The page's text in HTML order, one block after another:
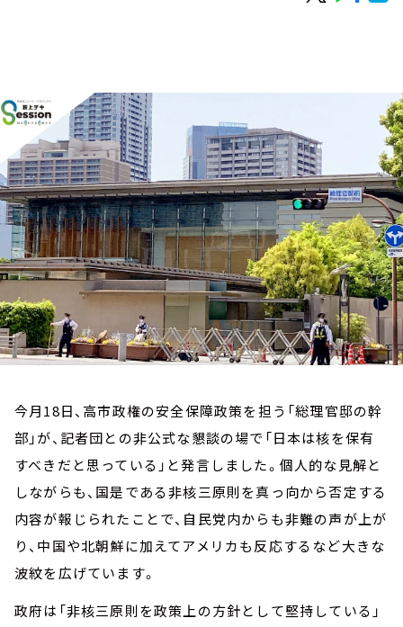
イベント・グッズ
YouTube
会社情報
今月18日、高市政権の安全保障政策を担う「総理官邸の幹
部」が、記者団との非公式な懇談の場で「日本は核を保有
すべきだと思っている」と発言しました。個人的な見解と
しながらも、国是である非核三原則を真っ向から否定する
内容が報じられたことで、自民党内からも非難の声が上が
り、中国や北朝鮮に加えてアメリカも反応するなど大きな
波紋を広げています。
政府は「非核三原則を政策上の方針として堅持している」